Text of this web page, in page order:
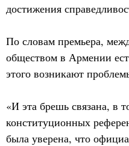
достижения
По словам премьера,
обществом в Армении
этого возникают
«И эта брешь связана, в
конституционных
была уверена, что